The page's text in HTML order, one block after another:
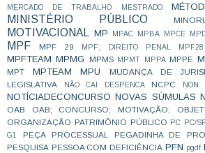
MERCADO DE TRABALHO MESTRADO
MINISTÉRIO PÚBLICO
MOTIVACIONAL
MP MPAC MPBA MPCE
MPF MPF 29 MPF; DIREITO PENAL MPF28
MPFTEAM MPMG MPMS MPMT MPPA MPPE
MPT
MPTEAM MPU MUDANÇA DE
LEGISLATIVA
NÃO CAI DESPENCA NCPC NON
NOTÍCIADECONCURSO NOVAS SÚMULAS
OAB OAB; CONCURSO; MOTIVAÇÃO;
ORGANIZAÇÃO PATRIMÔNIO PÚBLICO PC PC/
G1
PEÇA PROCESSUAL PEGADINHA DE
PESQUISA PESSOA COM DEFICIÊNCIA PFN pgdf